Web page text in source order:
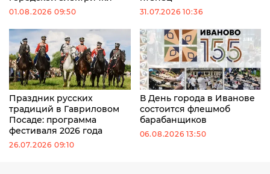
01.08.2026 09:50 31.07.2026 10:36
Праздник русских
традиций в Гавриловом
Посаде: программа
фестиваля 2026 года
26.07.2026 09:10
В День города в Иванове
состоится флешмоб
барабанщиков
06.08.2026 13:50